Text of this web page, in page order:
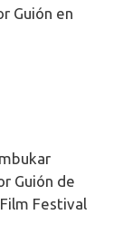
Guión en
Guión de
Festival